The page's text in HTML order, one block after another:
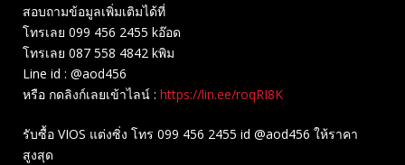
สอบถามข้อมูลเพิ่มเติมได้ที่
โทรเลย 099 456 2455 kอ๊อด
โทรเลย 087 558 4842 kพิม
Line id : @aod456
หรือ กดลิงก์เลยเข้าไลน์ : https://lin.ee/roqRI8K
รับซื้อ VIOS แต่งซิ่ง โทร 099 456 2455 id @aod456 ให้ราคา
สูงสุด